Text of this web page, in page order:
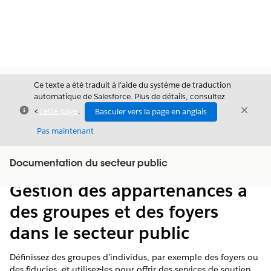
Fermer
Ce texte a été traduit à l’aide du système de traduction
automatique de Salesforce. Plus de détails, consultez
<cette page .
Basculer vers la page en anglais
Pas maintenant
Fermer
Documentation du secteur public
Afficher la table des matières
Table des
Gestion des appartenances à
des groupes et des foyers
dans le secteur public
Définissez des groupes d'individus, par exemple des foyers ou